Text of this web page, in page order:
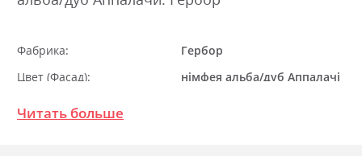
Фабрика:
Гербор
Цвет (Фасад):
німфея альба/дуб Аппалачі
Читать больше